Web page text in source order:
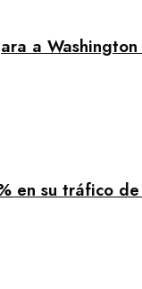
a
en su tráfico